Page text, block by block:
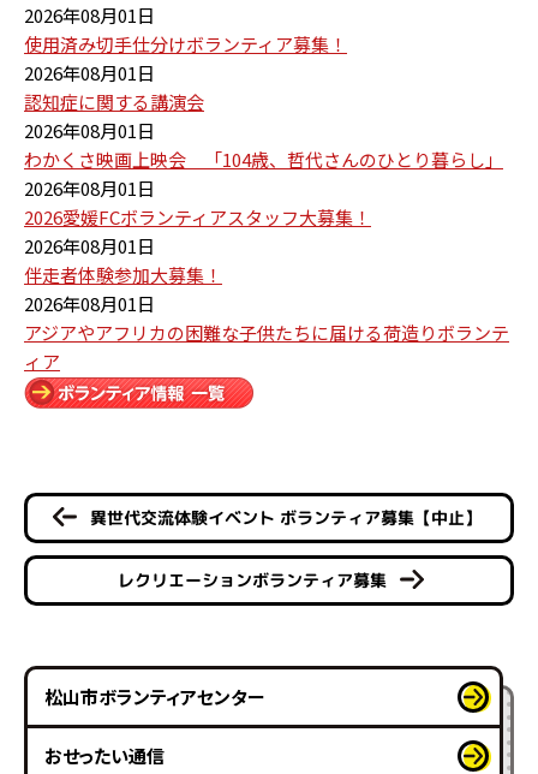
2026年08月01日
使用済み切手仕分けボランティア募集！
2026年08月01日
認知症に関する講演会
2026年08月01日
わかくさ映画上映会 「104歳、哲代さんのひとり暮らし」
2026年08月01日
2026愛媛FCボランティアスタッフ大募集！
2026年08月01日
伴走者体験参加大募集！
2026年08月01日
アジアやアフリカの困難な子供たちに届ける荷造りボランテ
ィア
異世代交流体験イベント ボランティア募集【中止】
レクリエーションボランティア募集
松山市ボランティアセンター
おせったい通信